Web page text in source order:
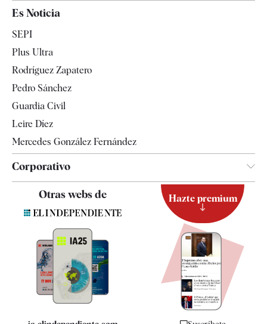
España
Televisión
Es Noticia
SEPI
Plus Ultra
Rodríguez Zapatero
Pedro Sánchez
Guardia Civil
Leire Díez
Mercedes González Fernández
Corporativo
Contacto
Quiénes somos
Especificaciones
Otras webs de Hazte premium